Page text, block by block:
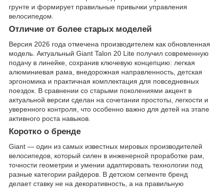
грунте и формирует правильные привычки управления
велосипедом.
Отличие от более старых моделей
Версия 2026 года отмечена производителем как обновленная
модель. Актуальный Giant Talon 20 Lite получил современную
подачу в линейке, сохранив ключевую концепцию: легкая
алюминиевая рама, внедорожная направленность, детская
эргономика и практичная комплектация для повседневных
поездок. В сравнении со старыми поколениями акцент в
актуальной версии сделан на сочетании простоты, легкости и
уверенного контроля, что особенно важно для детей на этапе
активного роста навыков.
Коротко о бренде
Giant — один из самых известных мировых производителей
велосипедов, который силен в инженерной проработке рам,
точности геометрии и умении адаптировать технологии под
разные категории райдеров. В детском сегменте бренд
делает ставку не на декоративность, а на правильную